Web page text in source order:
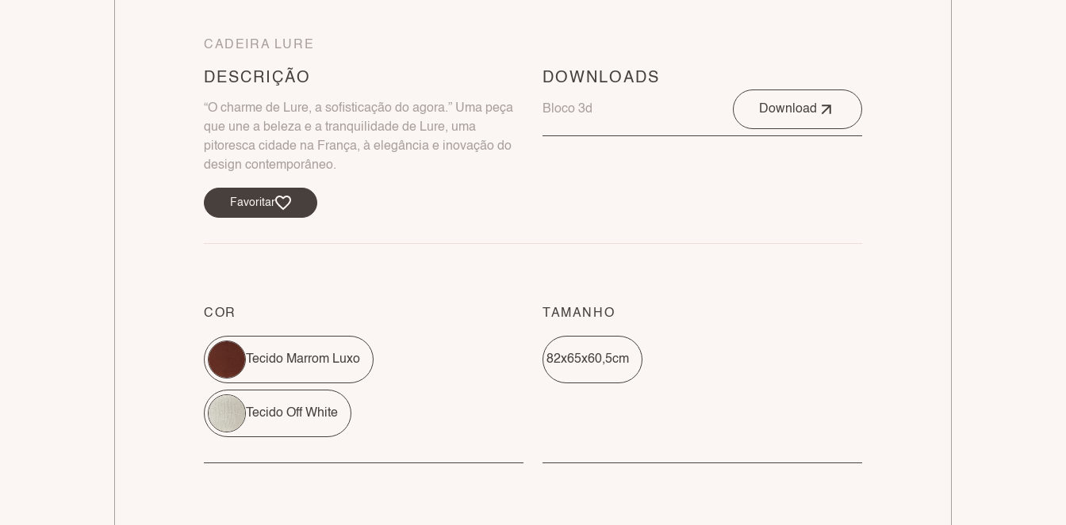
CADEIRA LURE
DESCRIÇÃO
“O charme de Lure, a sofisticação do agora.” Uma peça
que une a beleza e a tranquilidade de Lure, uma
pitoresca cidade na França, à elegância e inovação do
design contemporâneo.
Favoritar
DOWNLOADS
Bloco 3d Download
COR
Tecido Marrom Luxo
Tecido Off White
TAMANHO
82x65x60,5cm